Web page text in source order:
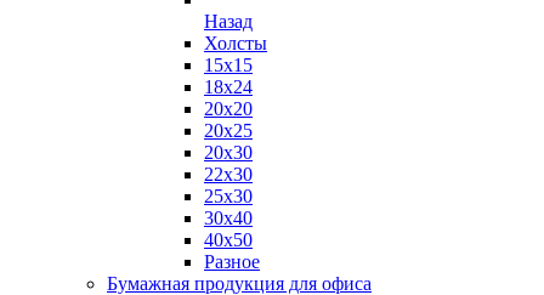
Назад
Холсты
15х15
18х24
20х20
20х25
20х30
22х30
25х30
30х40
40х50
Разное
Бумажная продукция для офиса